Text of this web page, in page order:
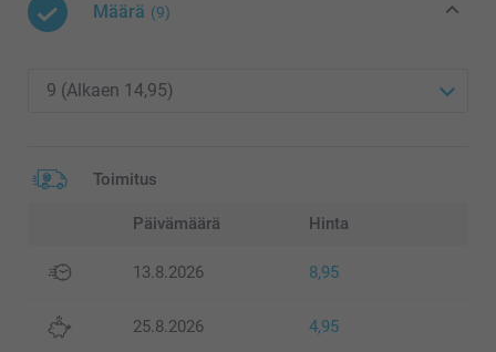
Määrä (9)
Toimitus
Päivämäärä Hinta
13.8.2026 8,95
25.8.2026 4,95